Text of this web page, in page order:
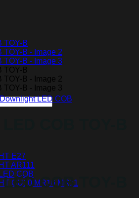
E27
AR111
COB
GU10 MR16 MR11
Downlight LED COB
COB TOY-B
COB TOY-B